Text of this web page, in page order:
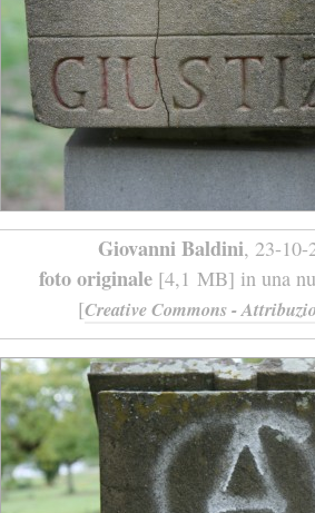
Giovanni Baldini, 23-10-
foto originale[4,1 MB] in una
[Creative Commons -